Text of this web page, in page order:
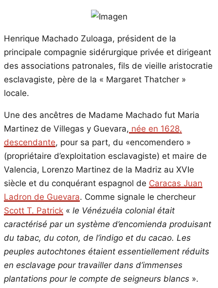
Henrique Machado Zuloaga, président de la
principale compagnie sidérurgique privée et dirigeant
des associations patronales, fils de vieille aristocratie
esclavagiste, père de la « Margaret Thatcher »
locale.
Une des ancêtres de Madame Machado fut Maria
Martinez de Villegas y Guevara, née en 1628,
descendante, pour sa part, du «encomendero »
(propriétaire d’exploitation esclavagiste) et maire de
Valencia, Lorenzo Martinez de la Madriz au XVIe
siècle et du conquérant espagnol de Caracas Juan
Ladron de Guevara. Comme signale le chercheur
Scott T. Patrick « le Vénézuéla colonial était
caractérisé par un système d’encomienda produisant
du tabac, du coton, de l’indigo et du cacao. Les
peuples autochtones étaient essentiellement réduits
en esclavage pour travailler dans d’immenses
plantations pour le compte de seigneurs blancs ».